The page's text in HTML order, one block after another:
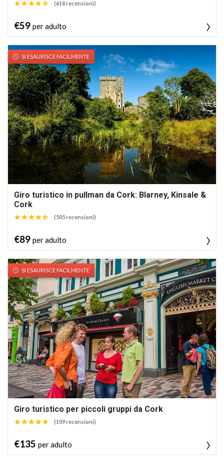
(618 recensioni)
€59 per adulto
SI ESAURISCE FACILMENTE
Giro turistico in pullman da Cork: Blarney, Kinsale &
Cork
(505 recensioni)
€89 per adulto
SI ESAURISCE FACILMENTE
Giro turistico per piccoli gruppi da Cork
(109 recensioni)
€135 per adulto